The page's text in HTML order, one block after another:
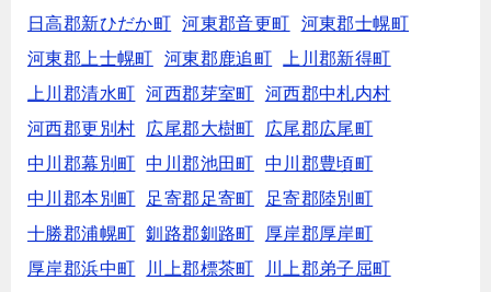
日高郡新ひだか町
河東郡音更町
河東郡士幌町
河東郡上士幌町
河東郡鹿追町
上川郡新得町
上川郡清水町
河西郡芽室町
河西郡中札内村
河西郡更別村
広尾郡大樹町
広尾郡広尾町
中川郡幕別町
中川郡池田町
中川郡豊頃町
中川郡本別町
足寄郡足寄町
足寄郡陸別町
十勝郡浦幌町
釧路郡釧路町
厚岸郡厚岸町
厚岸郡浜中町
川上郡標茶町
川上郡弟子屈町